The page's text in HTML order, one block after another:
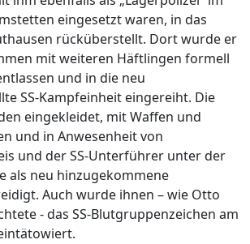
eingesetzt waren, in das
rücküberstellt. Dort wurde er
mit weiteren Häftlingen formell
und in die neu
SS-Kampfeinheit eingereiht. Die
eingekleidet, mit Waffen und
und in Anwesenheit von
und der SS-Unterführer unter der
als neu hinzugekommene
Auch wurde ihnen – wie Otto
- das SS-Blutgruppenzeichen am